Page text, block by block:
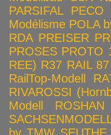
PARSIFAL
PECO
Modélisme POLA
RDA PREISER
PROSES PROTO
REE) R37 RAIL
RailTop-Modell
RIVAROSSI
Modell
ROSHAN